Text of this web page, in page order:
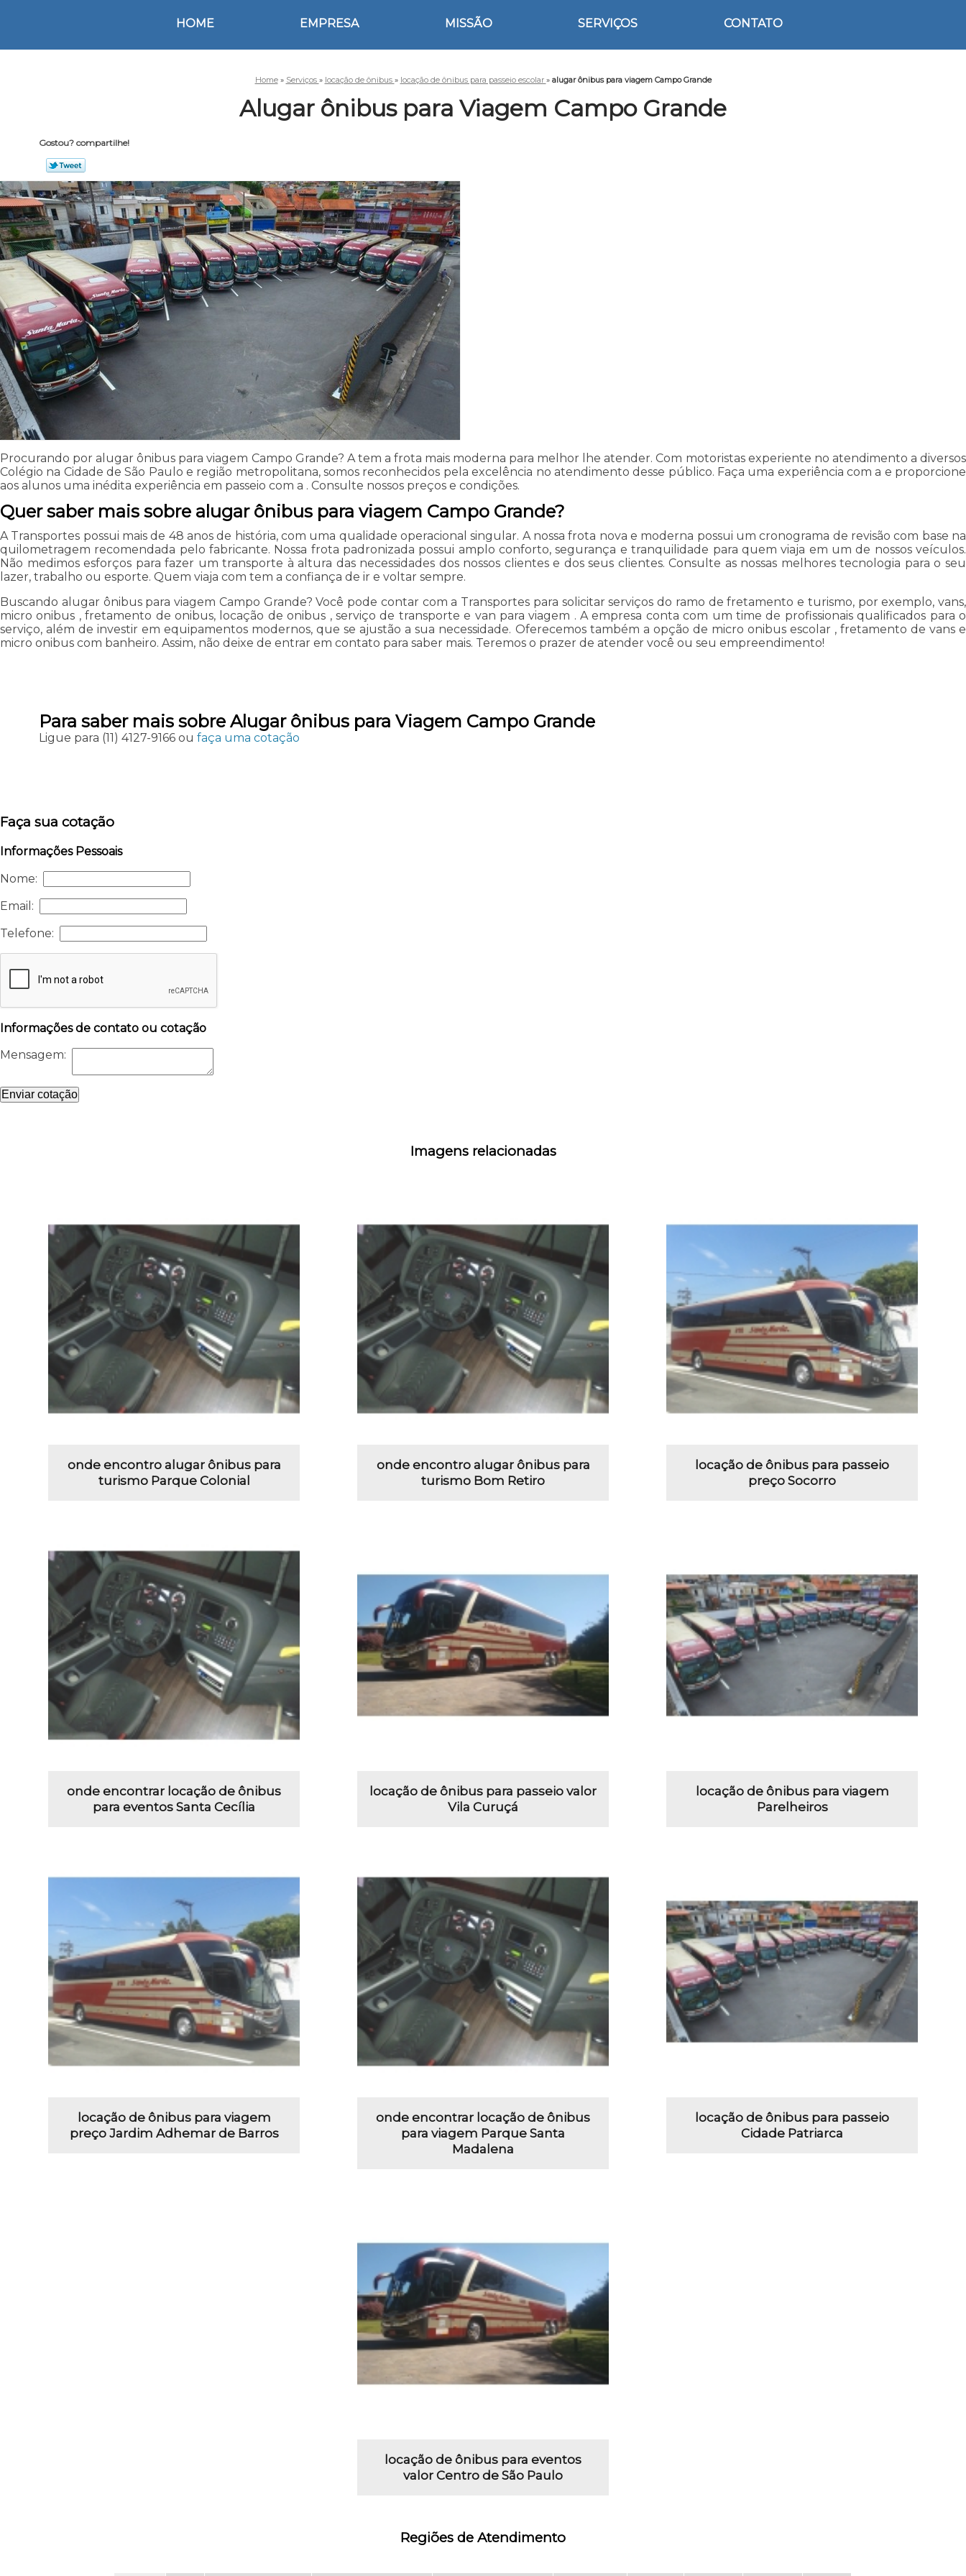
HOME EMPRESA MISSÃO SERVIÇOS CONTATO
Home » Serviços » locação de ônibus » locação de ônibus para passeio escolar » alugar ônibus para viagem Campo Grande
Alugar ônibus para Viagem Campo Grande
Gostou? compartilhe!
Procurando por alugar ônibus para viagem Campo Grande? A tem a frota mais moderna para melhor lhe atender. Com motoristas experiente no atendimento a diversos
Colégio na Cidade de São Paulo e região metropolitana, somos reconhecidos pela excelência no atendimento desse público. Faça uma experiência com a e proporcione
aos alunos uma inédita experiência em passeio com a . Consulte nossos preços e condições.
Quer saber mais sobre alugar ônibus para viagem Campo Grande?
A Transportes possui mais de 48 anos de história, com uma qualidade operacional singular. A nossa frota nova e moderna possui um cronograma de revisão com base na
quilometragem recomendada pelo fabricante. Nossa frota padronizada possui amplo conforto, segurança e tranquilidade para quem viaja em um de nossos veículos.
Não medimos esforços para fazer um transporte à altura das necessidades dos nossos clientes e dos seus clientes. Consulte as nossas melhores tecnologia para o seu
lazer, trabalho ou esporte. Quem viaja com tem a confiança de ir e voltar sempre.
Buscando alugar ônibus para viagem Campo Grande? Você pode contar com a Transportes para solicitar serviços do ramo de fretamento e turismo, por exemplo, vans,
micro onibus , fretamento de onibus, locação de onibus , serviço de transporte e van para viagem . A empresa conta com um time de profissionais qualificados para o
serviço, além de investir em equipamentos modernos, que se ajustão a sua necessidade. Oferecemos também a opção de micro onibus escolar , fretamento de vans e
micro onibus com banheiro. Assim, não deixe de entrar em contato para saber mais. Teremos o prazer de atender você ou seu empreendimento!
Para saber mais sobre Alugar ônibus para Viagem Campo Grande
Ligue para (11) 4127-9166ou faça uma cotação
Faça sua cotação
Informações Pessoais
Nome:
Email:
Telefone:
Informações de contato ou cotação
Mensagem:
Enviar cotação
Imagens relacionadas
onde encontro alugar ônibus para
turismo Parque Colonial
onde encontro alugar ônibus para
turismo Bom Retiro
locação de ônibus para passeio
preço Socorro
onde encontrar locação de ônibus
para eventos Santa Cecília
locação de ônibus para passeio valor
Vila Curuçá
locação de ônibus para viagem
Parelheiros
locação de ônibus para viagem
preço Jardim Adhemar de Barros
onde encontrar locação de ônibus
para viagem Parque Santa
Madalena
locação de ônibus para passeio
Cidade Patriarca
locação de ônibus para eventos
valor Centro de São Paulo
Regiões de Atendimento